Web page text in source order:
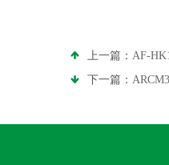
上一篇： AF-
下一篇：